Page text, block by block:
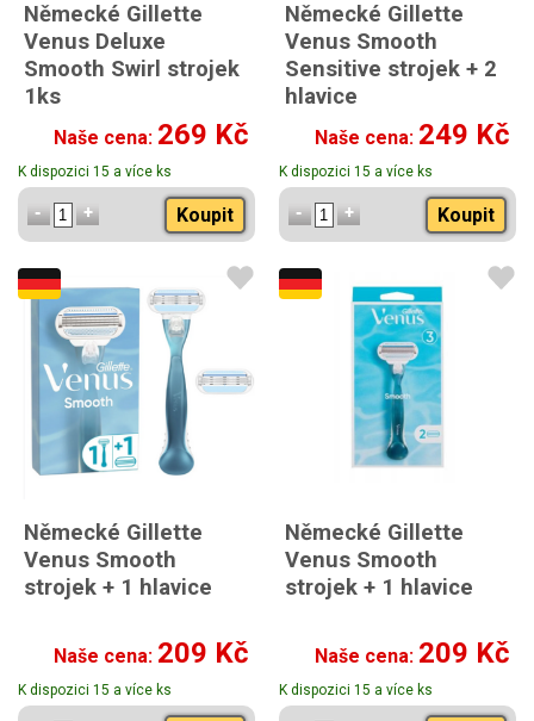
Německé Gillette
Venus Deluxe
Smooth Swirl strojek
1ks
Naše cena: 269 Kč
K dispozici 15 a více ks
Koupit
Německé Gillette
Venus Smooth
Sensitive strojek + 2
hlavice
Naše cena: 249 Kč
K dispozici 15 a více ks
Koupit
Německé Gillette
Venus Smooth
strojek + 1 hlavice
Naše cena: 209 Kč
K dispozici 15 a více ks
Německé Gillette
Venus Smooth
strojek + 1 hlavice
Naše cena: 209 Kč
K dispozici 15 a více ks